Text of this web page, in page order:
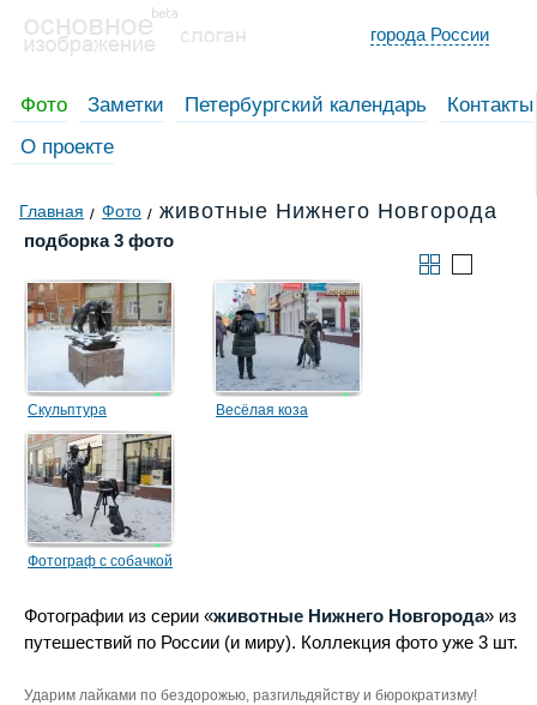
города России
Фото Заметки Петербургский календарь
Контакты
О проекте
Главная Фото животные Нижнего Новгорода
подборка 3 фото
Скульптура
«Воробьишко»
Весёлая коза
Фотограф с собачкой
Фотографии из серии «животные Нижнего Новгорода» из
путешествий по России (и миру). Коллекция фото уже 3 шт.
Ударим лайками по бездорожью, разгильдяйству и бюрократизму!